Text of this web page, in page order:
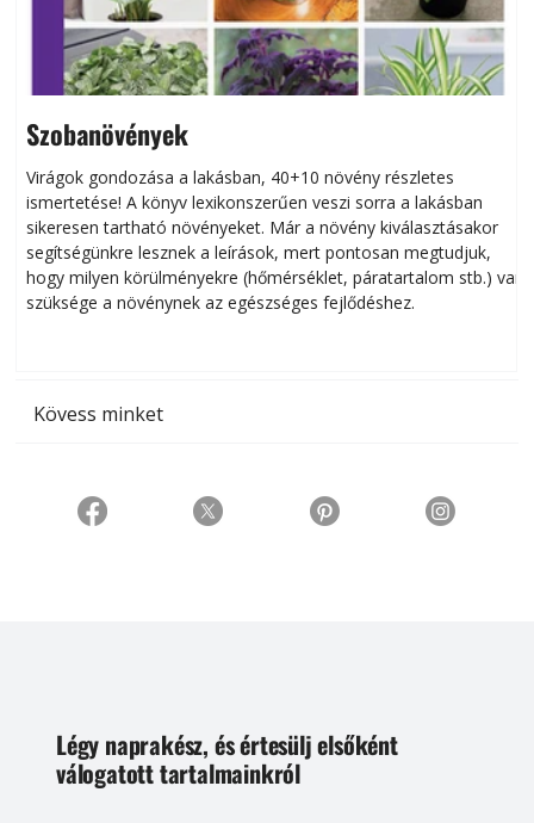
Szobanövények
Virágok gondozása a lakásban, 40+10 növény részletes
ismertetése! A könyv lexikonszerűen veszi sorra a lakásban
sikeresen tart­ha­tó növényeket. Már a növény kiválasztásakor
segítségünkre lesznek a leírások, mert pontosan megtudjuk,
hogy milyen körülményekre (hőmérséklet, páratartalom stb.) van
szüksége a növénynek az egészséges fejlődéshez.
Kövess minket
Légy naprakész, és értesülj elsőként
válogatott tartalmainkról